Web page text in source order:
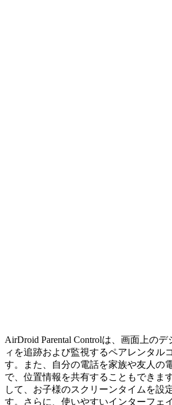
AirDroid Parental Controlは、画面上の
ィを追跡および監視するペアレンタル
す。また、自分の電話を家族や友人の
で、位置情報を共有することもできま
して、お子様のスクリーンタイムを設
す。さらに、使いやすいインターフェ